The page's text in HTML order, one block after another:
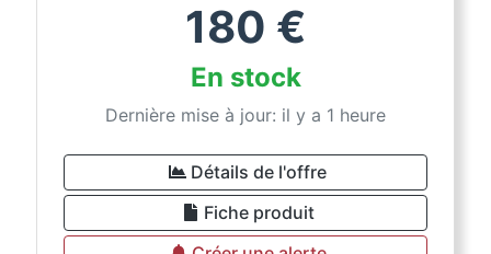
180 €
En stock
Dernière mise à jour: il y a 1 heure
Détails de l'offre
Fiche produit